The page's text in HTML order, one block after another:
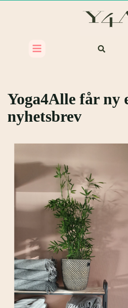
Yoga4Alle får ny
nyhetsbrev